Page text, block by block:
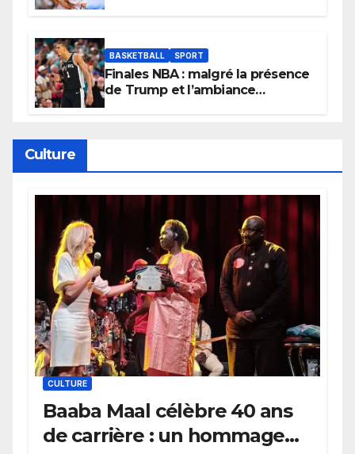
BASKETBALL SPORT
Finales NBA : malgré la présence
de Trump et l’ambiance
Culture
CULTURE
Baaba Maal célèbre 40 ans
de carrière : un hommage